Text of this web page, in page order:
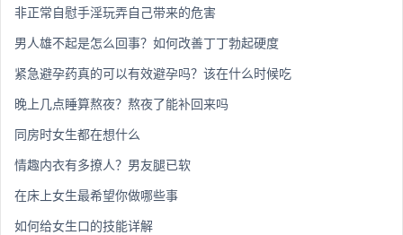
非正常自慰手淫玩弄自己带来的危害
男人雄不起是怎么回事？如何改善丁丁勃起硬度
紧急避孕药真的可以有效避孕吗？该在什么时候吃
晚上几点睡算熬夜？熬夜了能补回来吗
同房时女生都在想什么
情趣内衣有多撩人？男友腿已软
在床上女生最希望你做哪些事
如何给女生口的技能详解